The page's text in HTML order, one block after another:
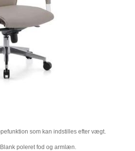
som kan indstilles efter vægt.
poleret fod og armlæn.